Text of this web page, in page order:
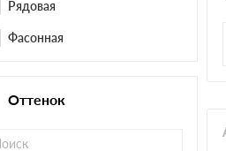
Рядовая
Фасонная
Оттенок